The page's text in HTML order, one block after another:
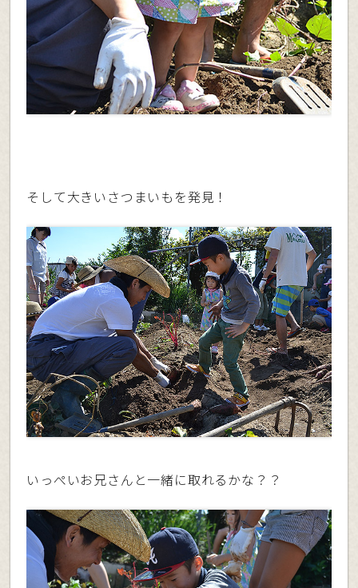
そして大きいさつまいもを発見！
いっぺいお兄さんと一緒に取れるかな？？